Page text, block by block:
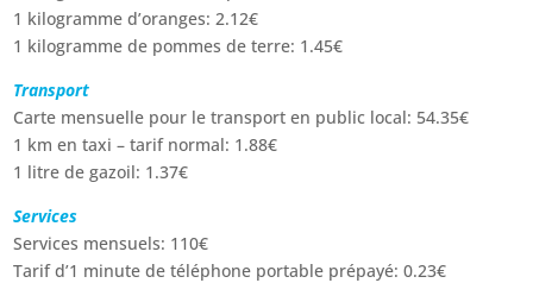
1 kilogramme d’oranges: 2.12€
1 kilogramme de pommes de terre: 1.45€
Transport
Carte mensuelle pour le transport en public local: 54.35€
1 km en taxi – tarif normal: 1.88€
1 litre de gazoil: 1.37€
Services
Services mensuels: 110€
Tarif d’1 minute de téléphone portable prépayé: 0.23€